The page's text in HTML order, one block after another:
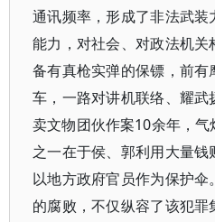
通讯频率，形成了非法武
能力，对社会、对政法机
备有真枪实弹的保镖，前
车，一路对讲机联络、耀武
卖文物团伙作案10余年，
之一在于侯、郭利用大量钱
以地方政府官员作为保护
的腐败，不仅纵容了该犯罪